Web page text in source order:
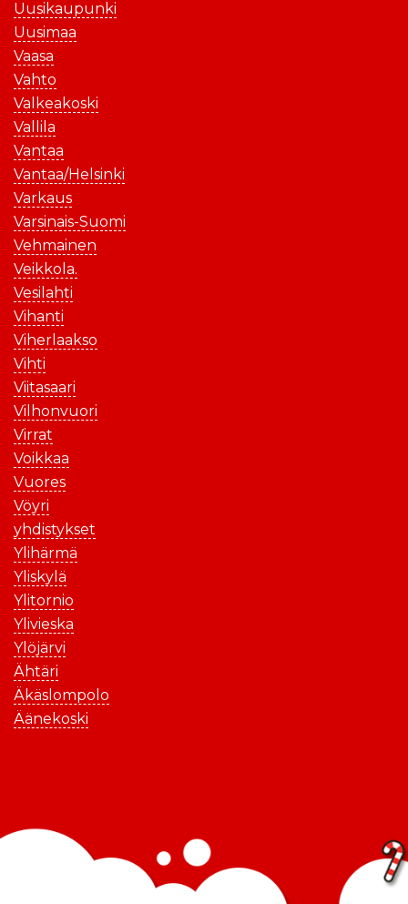
Uusikaupunki
Uusimaa
Vaasa
Vahto
Valkeakoski
Vallila
Vantaa
Vantaa/Helsinki
Varkaus
Varsinais-Suomi
Vehmainen
Veikkola.
Vesilahti
Vihanti
Viherlaakso
Vihti
Viitasaari
Vilhonvuori
Virrat
Voikkaa
Vuores
Vöyri
yhdistykset
Ylihärmä
Yliskylä
Ylitornio
Ylivieska
Ylöjärvi
Ähtäri
Äkäslompolo
Äänekoski